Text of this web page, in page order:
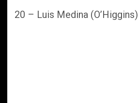
20 – Luis Medina (O’Higgins)